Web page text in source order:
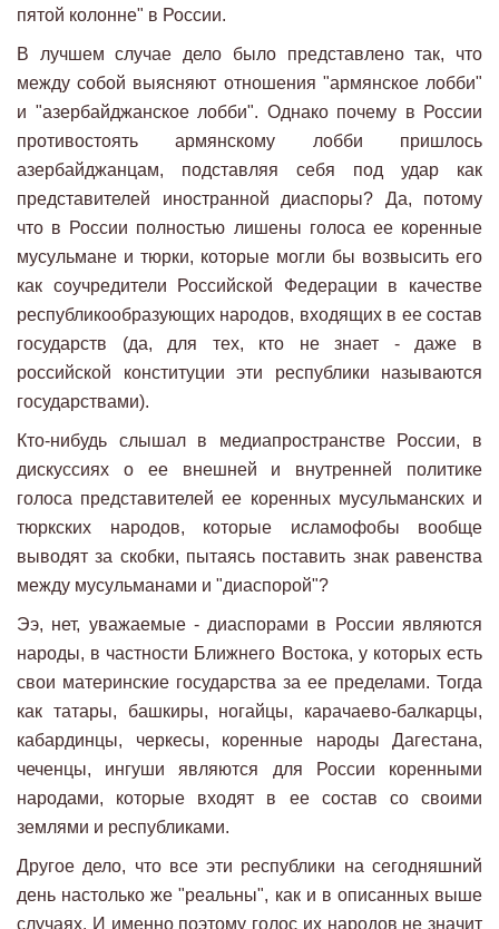
пятой колонне" в России.
В лучшем случае дело было представлено так, что
между собой выясняют отношения "армянское лобби"
и "азербайджанское лобби". Однако почему в России
противостоять армянскому лобби пришлось
азербайджанцам, подставляя себя под удар как
представителей иностранной диаспоры? Да, потому
что в России полностью лишены голоса ее коренные
мусульмане и тюрки, которые могли бы возвысить его
как соучредители Российской Федерации в качестве
республикообразующих народов, входящих в ее состав
государств (да, для тех, кто не знает - даже в
российской конституции эти республики называются
государствами).
Кто-нибудь слышал в медиапространстве России, в
дискуссиях о ее внешней и внутренней политике
голоса представителей ее коренных мусульманских и
тюркских народов, которые исламофобы вообще
выводят за скобки, пытаясь поставить знак равенства
между мусульманами и "диаспорой"?
Ээ, нет, уважаемые - диаспорами в России являются
народы, в частности Ближнего Востока, у которых есть
свои материнские государства за ее пределами. Тогда
как татары, башкиры, ногайцы, карачаево-балкарцы,
кабардинцы, черкесы, коренные народы Дагестана,
чеченцы, ингуши являются для России коренными
народами, которые входят в ее состав со своими
землями и республиками.
Другое дело, что все эти республики на сегодняшний
день настолько же "реальны", как и в описанных выше
случаях. И именно поэтому голос их народов не значит